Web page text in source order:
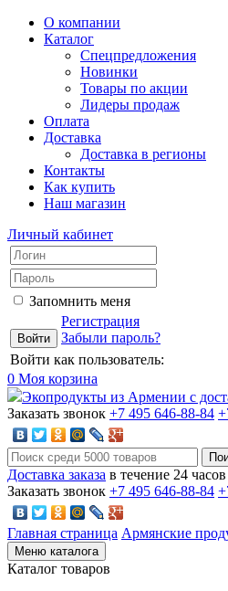
О компании
Каталог
Спецпредложения
Новинки
Товары по акции
Лидеры продаж
Оплата
Доставка
Доставка в регионы
Контакты
Как купить
Наш магазин
Личный кабинет
Запомнить меня
Регистрация
Забыли пароль?
Войти как пользователь:
0 Моя корзина
Экопродукты из Армении с
Заказать звонок +7 495 646-88-84
Доставка заказа в течение 24 часов
Заказать звонок +7 495 646-88-84
Главная страница Армянские
Меню каталога
Каталог товаров